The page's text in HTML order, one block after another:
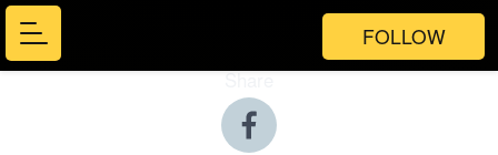
FOLLOW
Share